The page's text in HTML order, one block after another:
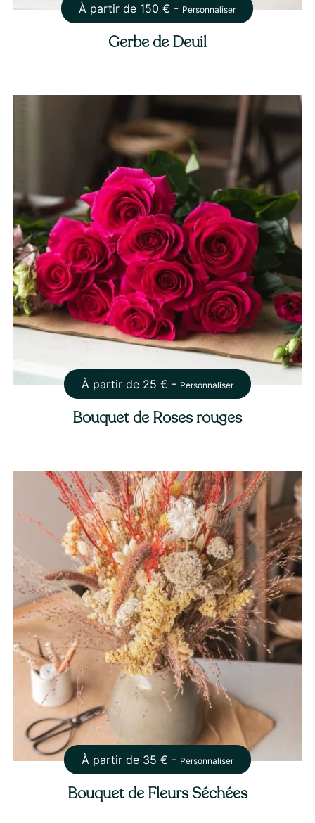
À partir de 150 € - Personnaliser
Gerbe de Deuil
À partir de 25 € - Personnaliser
Bouquet de Roses rouges
À partir de 35 € - Personnaliser
Bouquet de Fleurs Séchées